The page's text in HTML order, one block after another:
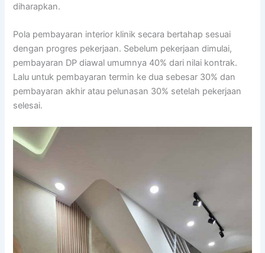
diharapkan.
Pola pembayaran interior klinik secara bertahap sesuai
dengan progres pekerjaan. Sebelum pekerjaan dimulai,
pembayaran DP diawal umumnya 40% dari nilai kontrak.
Lalu untuk pembayaran termin ke dua sebesar 30% dan
pembayaran akhir atau pelunasan 30% setelah pekerjaan
selesai.